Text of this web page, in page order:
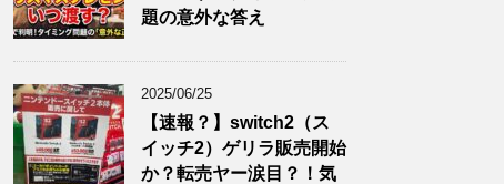
題の意外な答え
2025/06/25
【速報？】switch2（ス
イッチ2）ゲリラ販売開始
か？転売ヤー涙目？！気